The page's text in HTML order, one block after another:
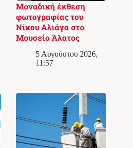
Μοναδική έκθεση
φωτογραφίας του
Νίκου Αλιάγα στο
Μουσείο Άλατος
5 Αυγούστου 2026,
11:57